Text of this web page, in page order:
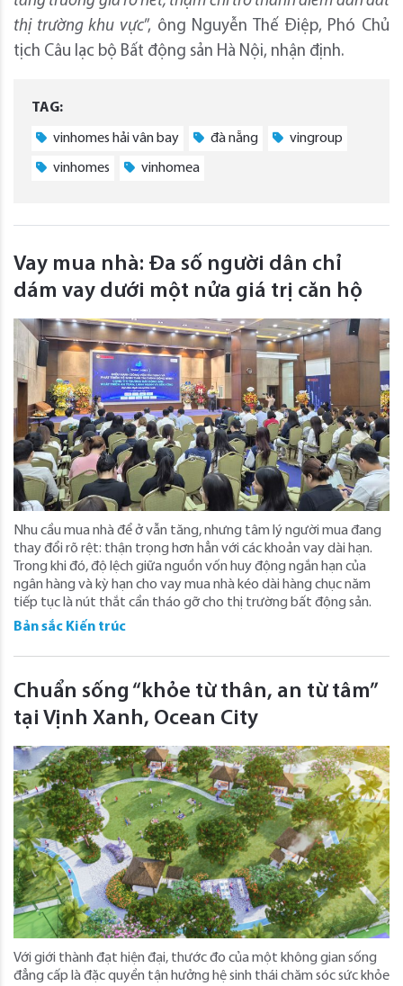
thị trường khu vực”, ông Nguyễn Thế Điệp, Phó Chủ
tịch Câu lạc bộ Bất động sản Hà Nội, nhận định.
TAG:
vinhomes hải vân bay đà nẵng vingroup
vinhomes vinhomea
Vay mua nhà: Đa số người dân chỉ
dám vay dưới một nửa giá trị căn hộ
Nhu cầu mua nhà để ở vẫn tăng, nhưng tâm lý người mua đang
thay đổi rõ rệt: thận trọng hơn hẳn với các khoản vay dài hạn.
Trong khi đó, độ lệch giữa nguồn vốn huy động ngắn hạn của
ngân hàng và kỳ hạn cho vay mua nhà kéo dài hàng chục năm
tiếp tục là nút thắt cần tháo gỡ cho thị trường bất động sản.
Bản sắc Kiến trúc
Chuẩn sống “khỏe từ thân, an từ tâm”
tại Vịnh Xanh, Ocean City
Với giới thành đạt hiện đại, thước đo của một không gian sống
đẳng cấp là đặc quyền tận hưởng hệ sinh thái chăm sóc sức khỏe